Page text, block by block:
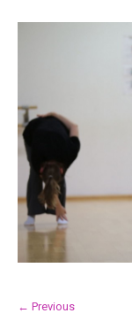
← Previous